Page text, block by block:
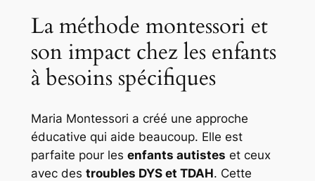
La méthode montessori et
son impact chez les enfants
à besoins spécifiques
Maria Montessori a créé une approche
éducative qui aide beaucoup. Elle est
parfaite pour les enfants autistes et ceux
avec des troubles DYS et TDAH. Cette